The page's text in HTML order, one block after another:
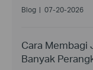
Blog | 07-20-2026
Cara Membagi
Banyak